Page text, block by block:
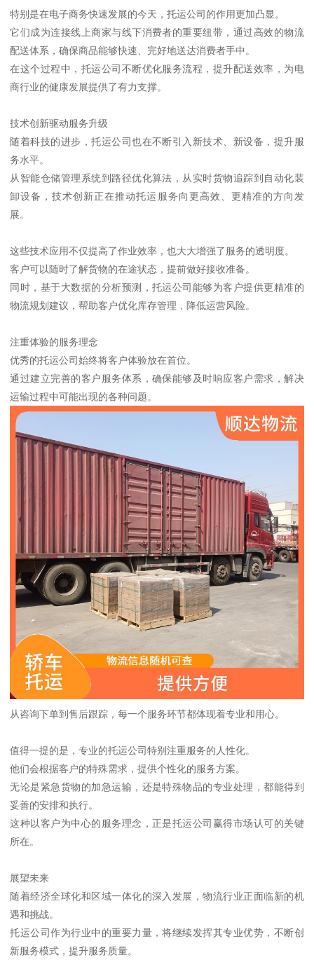
特别是在电子商务快速发展的今天，托运公司的作用更加凸显。
它们成为连接线上商家与线下消费者的重要纽带，通过高效的物流
配送体系，确保商品能够快速、完好地送达消费者手中。
在这个过程中，托运公司不断优化服务流程，提升配送效率，为电
商行业的健康发展提供了有力支撑。
技术创新驱动服务升级
随着科技的进步，托运公司也在不断引入新技术、新设备，提升服
务水平。
从智能仓储管理系统到路径优化算法，从实时货物追踪到自动化装
卸设备，技术创新正在推动托运服务向更高效、更精准的方向发
展。
这些技术应用不仅提高了作业效率，也大大增强了服务的透明度。
客户可以随时了解货物的在途状态，提前做好接收准备。
同时，基于大数据的分析预测，托运公司能够为客户提供更精准的
物流规划建议，帮助客户优化库存管理，降低运营风险。
注重体验的服务理念
优秀的托运公司始终将客户体验放在首位。
通过建立完善的客户服务体系，确保能够及时响应客户需求，解决
运输过程中可能出现的各种问题。
从咨询下单到售后跟踪，每一个服务环节都体现着专业和用心。
值得一提的是，专业的托运公司特别注重服务的人性化。
他们会根据客户的特殊需求，提供个性化的服务方案。
无论是紧急货物的加急运输，还是特殊物品的专业处理，都能得到
妥善的安排和执行。
这种以客户为中心的服务理念，正是托运公司赢得市场认可的关键
所在。
展望未来
随着经济全球化和区域一体化的深入发展，物流行业正面临新的机
遇和挑战。
托运公司作为行业中的重要力量，将继续发挥其专业优势，不断创
新服务模式，提升服务质量。